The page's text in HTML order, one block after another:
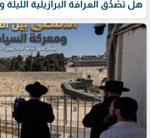
هل تصْدُق العرافة البرازيلية الليلة